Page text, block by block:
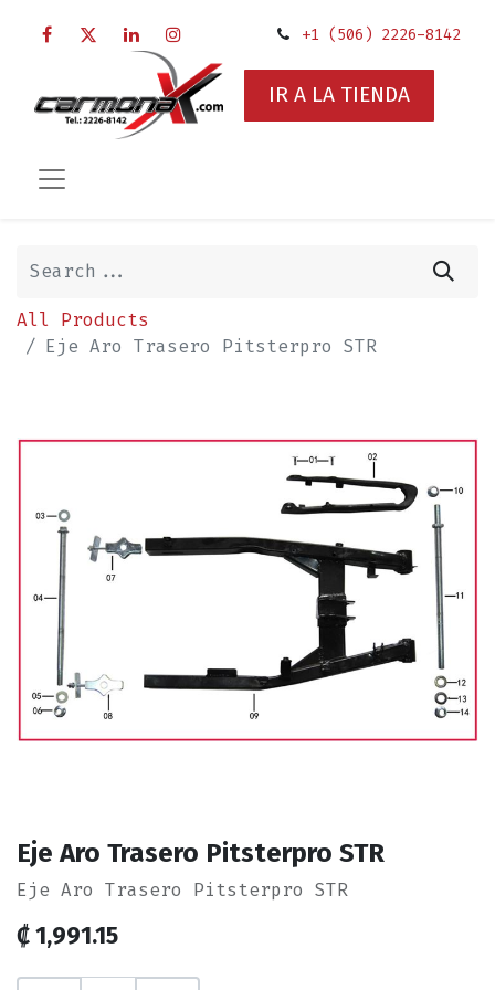
+1 (506) 2226-8142
IR A LA TIENDA
All Products
Eje Aro Trasero Pitsterpro STR
Eje Aro Trasero Pitsterpro STR
Eje Aro Trasero Pitsterpro STR
₡1,991.15